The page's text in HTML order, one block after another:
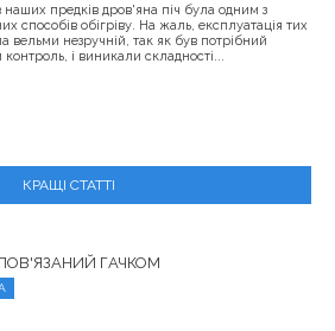
наших предків дров'яна піч була одним з
способів обігріву. На жаль, експлуатація тих
вельми незручній, так як був потрібний
контроль, і виникали складності...
КРАЩІ СТАТТІ
ГАЧКОМ